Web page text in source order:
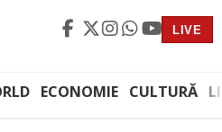
LIVE
ECONOMIE CULTURĂ